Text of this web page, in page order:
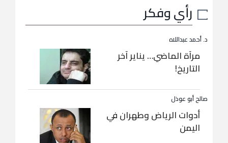
رأي وفكر
د. أحمد عبداللاه
مرآة الماضي… يناير آخر
التاريخ!
صالح أبو عوذل
أدوات الرياض وطهران في
اليمن